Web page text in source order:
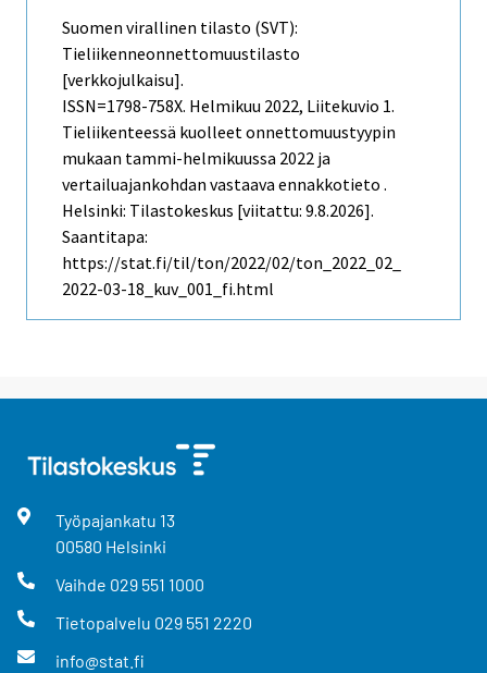
Suomen virallinen tilasto (SVT):
Tieliikenneonnettomuustilasto
[verkkojulkaisu].
ISSN=1798-758X. Helmikuu 2022, Liitekuvio 1.
Tieliikenteessä kuolleet onnettomuustyypin
mukaan tammi-helmikuussa 2022 ja
vertailuajankohdan vastaava ennakkotieto .
Helsinki: Tilastokeskus [viitattu: 9.8.2026].
Saantitapa:
https://stat.fi/til/ton/2022/02/ton_2022_02_
2022-03-18_kuv_001_fi.html
Työpajankatu 13
00580 Helsinki
Vaihde 029 551 1000
Tietopalvelu 029 551 2220
info@stat.fi